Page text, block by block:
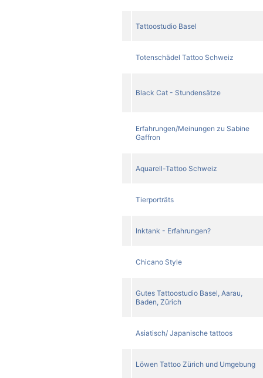
Tattoostudio Basel
Totenschädel Tattoo Schweiz
Black Cat - Stundensätze
Erfahrungen/Meinungen zu Sabine
Gaffron
Aquarell-Tattoo Schweiz
Tierporträts
Inktank - Erfahrungen?
Chicano Style
Gutes Tattoostudio Basel, Aarau,
Baden, Zürich
Asiatisch/ Japanische tattoos
Löwen Tattoo Zürich und Umgebung